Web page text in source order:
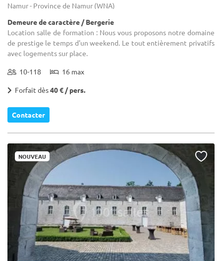
Namur - Province de Namur (WNA)
Demeure de caractère / Bergerie
Location salle de formation : Nous vous proposons notre domaine
de prestige le temps d'un weekend. Le tout entièrement privatifs
avec logements sur place.
10-118 16 max
Forfait dès40 € / pers.
Contacter
NOUVEAU